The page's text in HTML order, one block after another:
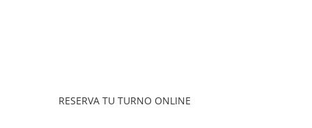
RESERVA TU TURNO ONLINE